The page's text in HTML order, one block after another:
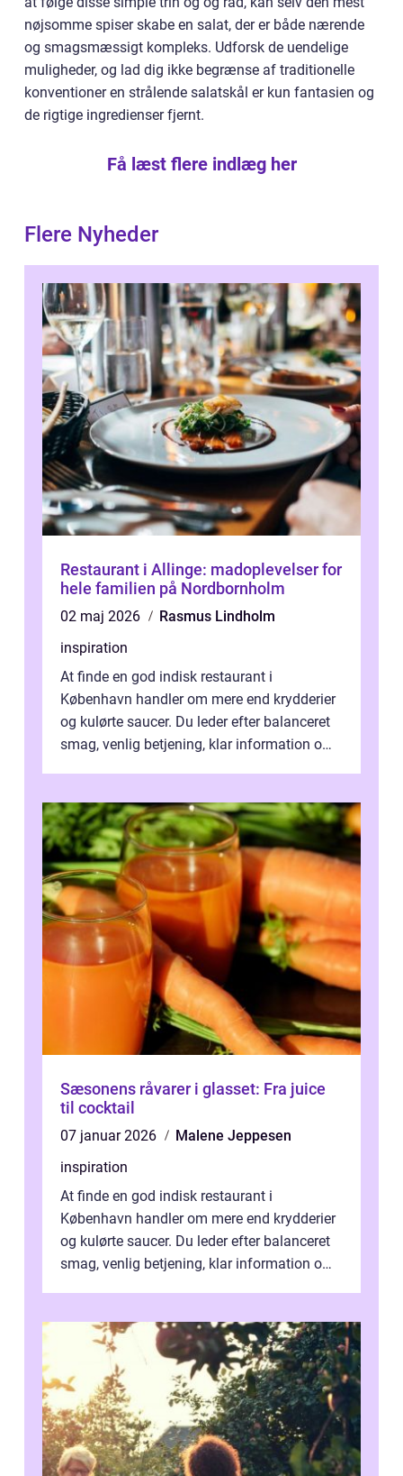
nøjsomme spiser skabe en salat, der er både nærende
og smagsmæssigt kompleks. Udforsk de uendelige
muligheder, og lad dig ikke begrænse af traditionelle
konventioner en strålende salatskål er kun fantasien og
de rigtige ingredienser fjernt.
Få læst flere indlæg her
Flere Nyheder
Restaurant i Allinge: madoplevelser for
hele familien på Nordbornholm
02 maj 2026
Rasmus Lindholm
inspiration
At finde en god indisk restaurant i
København handler om mere end krydderier
og kulørte saucer. Du leder efter balanceret
smag, venlig betjening, klar information om
Sæsonens råvarer i glasset: Fra juice
til cocktail
07 januar 2026
Malene Jeppesen
inspiration
At finde en god indisk restaurant i
København handler om mere end krydderier
og kulørte saucer. Du leder efter balanceret
smag, venlig betjening, klar information om